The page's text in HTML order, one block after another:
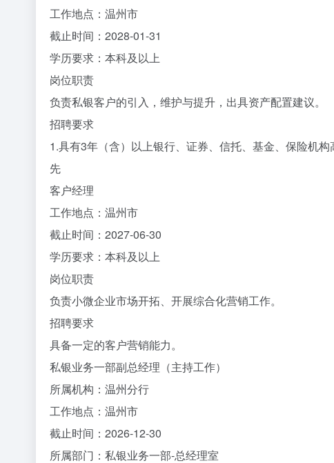
工作地点：温州市
截止时间：2028-01-31
学历要求：本科及以上
岗位职责
负责私银客户的引入，维护与提升，出具资产配置建议。
招聘要求
1.具有3年（含）以上银行、证券、信托、基金、保险机
先
客户经理
工作地点：温州市
截止时间：2027-06-30
学历要求：本科及以上
岗位职责
负责小微企业市场开拓、开展综合化营销工作。
招聘要求
具备一定的客户营销能力。
私银业务一部副总经理（主持工作）
所属机构：温州分行
工作地点：温州市
截止时间：2026-12-30
所属部门：私银业务一部-总经理室